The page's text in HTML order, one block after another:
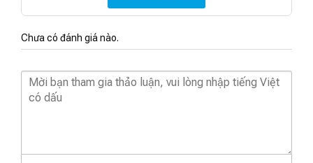
Chưa có đánh giá nào.